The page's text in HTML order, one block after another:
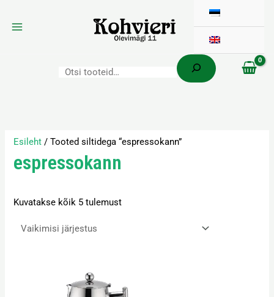
content
Esileht / Tooted siltidega “espressokann”
espressokann
Kuvatakse kõik 5 tulemust